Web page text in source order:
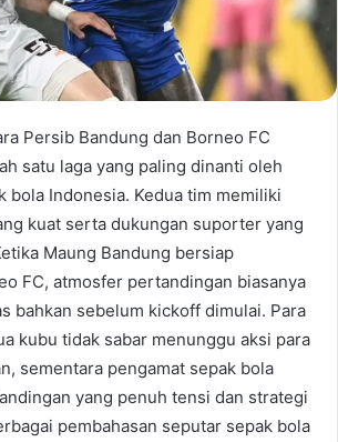
Persib Bandung dan Borneo FC
satu laga yang paling dinanti oleh
bola Indonesia. Kedua tim memiliki
kuat serta dukungan suporter yang
Maung Bandung bersiap
FC, atmosfer pertandingan biasanya
bahkan sebelum kickoff dimulai. Para
kubu tidak sabar menunggu aksi para
sementara pengamat sepak bola
yang penuh tensi dan strategi
pembahasan seputar sepak bola